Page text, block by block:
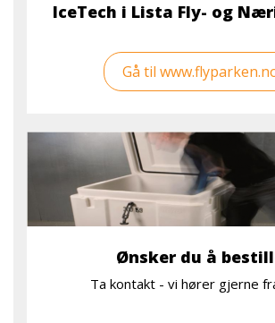
IceTech i Lista Fly- og
Gå til
Ønsker du å
Ta kontakt - vi hører gjerne